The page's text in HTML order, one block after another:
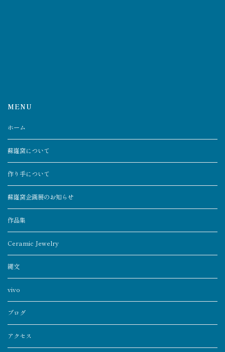
MENU
ホーム
蘇嶐窯について
作り手について
蘇嶐窯企画展のお知らせ
作品集
Ceramic Jewelry
縄文
vivo
ブログ
アクセス